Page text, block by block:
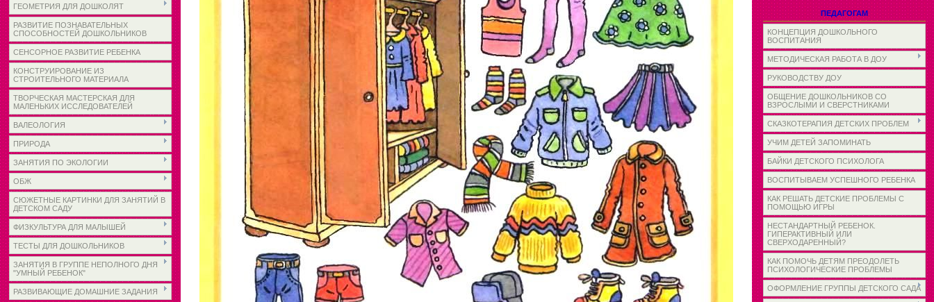
ГЕОМЕТРИЯ ДЛЯ ДОШКОЛЯТ
РАЗВИТИЕ ПОЗНАВАТЕЛЬНЫХ
СПОСОБНОСТЕЙ ДОШКОЛЬНИКОВ
СЕНСОРНОЕ РАЗВИТИЕ РЕБЕНКА
КОНСТРУИРОВАНИЕ ИЗ
СТРОИТЕЛЬНОГО МАТЕРИАЛА
ТВОРЧЕСКАЯ МАСТЕРСКАЯ ДЛЯ
МАЛЕНЬКИХ ИССЛЕДОВАТЕЛЕЙ
ВАЛЕОЛОГИЯ
ПРИРОДА
ЗАНЯТИЯ ПО ЭКОЛОГИИ
ОБЖ
СЮЖЕТНЫЕ КАРТИНКИ ДЛЯ ЗАНЯТИЙ В
ДЕТСКОМ САДУ
ФИЗКУЛЬТУРА ДЛЯ МАЛЫШЕЙ
ТЕСТЫ ДЛЯ ДОШКОЛЬНИКОВ
ЗАНЯТИЯ В ГРУППЕ НЕПОЛНОГО ДНЯ
"УМНЫЙ РЕБЕНОК"
РАЗВИВАЮЩИЕ ДОМАШНИЕ ЗАДАНИЯ
ПЕДАГОГАМ
КОНЦЕПЦИЯ ДОШКОЛЬНОГО
ВОСПИТАНИЯ
МЕТОДИЧЕСКАЯ РАБОТА В ДОУ
РУКОВОДСТВУ ДОУ
ОБЩЕНИЕ ДОШКОЛЬНИКОВ СО
ВЗРОСЛЫМИ И СВЕРСТНИКАМИ
СКАЗКОТЕРАПИЯ ДЕТСКИХ ПРОБЛЕМ
УЧИМ ДЕТЕЙ ЗАПОМИНАТЬ
БАЙКИ ДЕТСКОГО ПСИХОЛОГА
ВОСПИТЫВАЕМ УСПЕШНОГО РЕБЕНКА
КАК РЕШАТЬ ДЕТСКИЕ ПРОБЛЕМЫ С
ПОМОЩЬЮ ИГРЫ
НЕСТАНДАРТНЫЙ РЕБЕНОК.
ГИПЕРАКТИВНЫЙ ИЛИ
СВЕРХОДАРЕННЫЙ?
КАК ПОМОЧЬ ДЕТЯМ ПРЕОДОЛЕТЬ
ПСИХОЛОГИЧЕСКИЕ ПРОБЛЕМЫ
ОФОРМЛЕНИЕ ГРУППЫ ДЕТСКОГО САДА